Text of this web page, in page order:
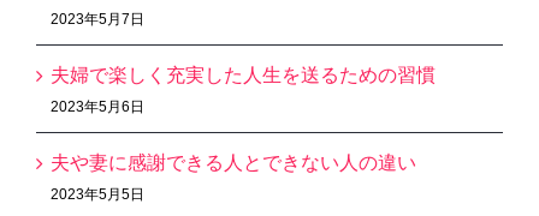
2023年5月7日
夫婦で楽しく充実した人生を送るための習慣
2023年5月6日
夫や妻に感謝できる人とできない人の違い
2023年5月5日